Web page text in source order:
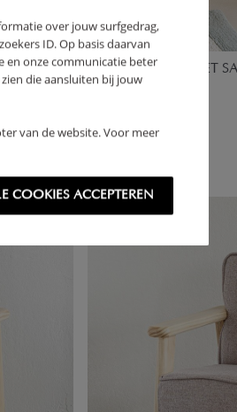
over jouw surfgedrag,
ID. Op basis daarvan
en onze communicatie beter
die aansluiten bij jouw
van de website. Voor meer
COOKIES ACCEPTEREN
BUREAU ENFANT ET